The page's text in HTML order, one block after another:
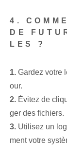
4.
DE
LES ?
1. Gardez votre
our.
2. Évitez de
ger des fichiers. ⁣
3. ⁤Utilisez un
ment votre